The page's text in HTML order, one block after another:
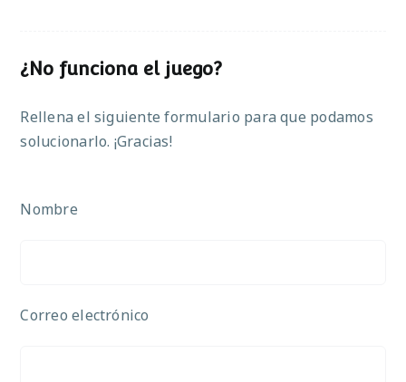
¿No funciona el juego?
Rellena el siguiente formulario para que podamos
solucionarlo. ¡Gracias!
Nombre
Correo electrónico